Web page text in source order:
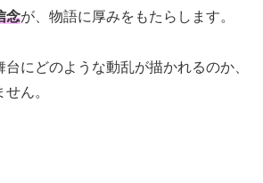
念が、物語に厚みをもたらします。
にどのような動乱が描かれるのか、
ん。